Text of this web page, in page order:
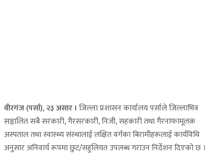
वीरगंज (पर्सा), २३ असार । जिल्ला प्रशासन कार्यालय पर्साले जिल्लाभित्र
सञ्चालित सबै सरकारी, गैरसरकारी, निजी, सहकारी तथा गैरनाफामूलक
अस्पताल तथा स्वास्थ्य संस्थालाई लक्षित वर्गका बिरामीहरूलाई कार्यविधि
अनुसार अनिवार्य रूपमा छुट/सहुलियत उपलब्ध गराउन निर्देशन दिएको छ ।